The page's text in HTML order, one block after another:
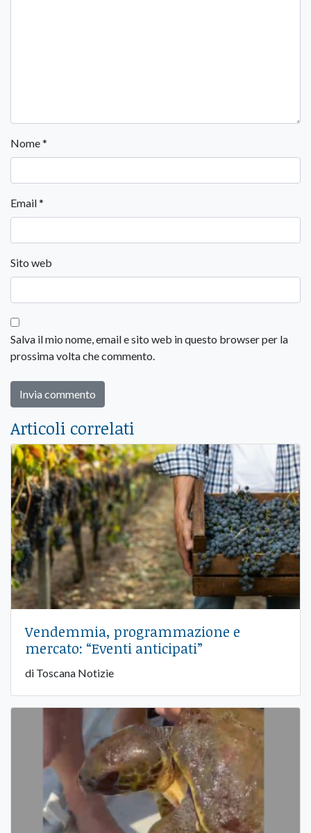
Nome*
Email*
Sito web
Salva il mio nome, email e sito web in questo browser per la
prossima volta che commento.
Articoli correlati
Vendemmia, programmazione e
mercato: “Eventi anticipati”
di Toscana Notizie